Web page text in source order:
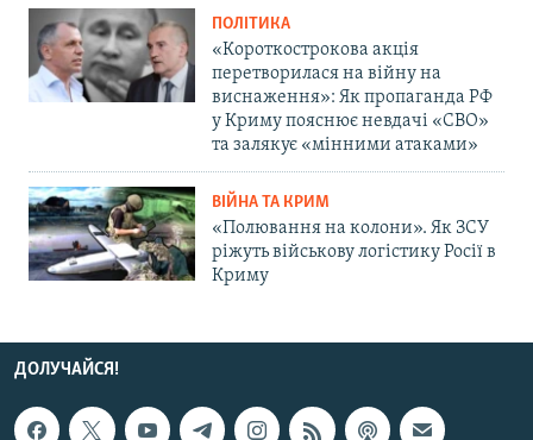
ПОЛІТИКА
«Короткострокова акція
перетворилася на війну на
виснаження»: Як пропаганда РФ
у Криму пояснює невдачі «СВО»
та залякує «мінними атаками»
ВІЙНА ТА КРИМ
«Полювання на колони». Як ЗСУ
ріжуть військову логістику Росії в
Криму
ДОЛУЧАЙСЯ!